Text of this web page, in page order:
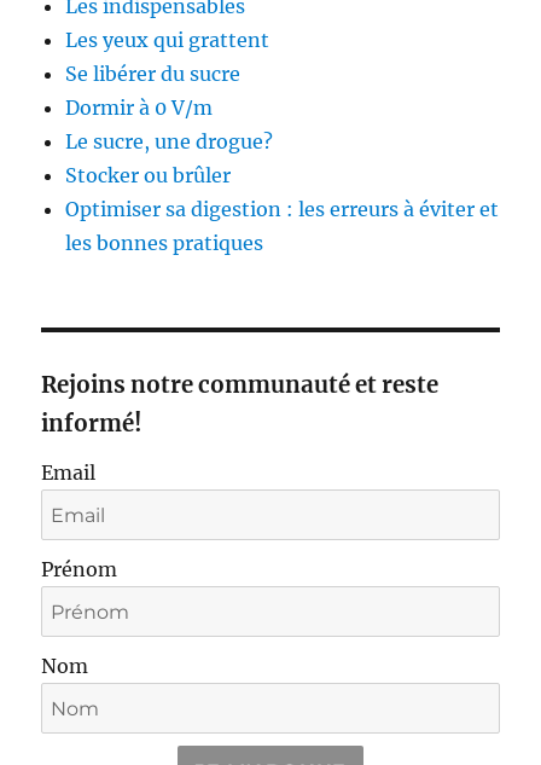
Les indispensables
Les yeux qui grattent
Se libérer du sucre
Dormir à 0 V/m
Le sucre, une drogue?
Stocker ou brûler
Optimiser sa digestion : les erreurs à éviter et
les bonnes pratiques
Rejoins notre communauté et reste
informé!
Email
Prénom
Nom